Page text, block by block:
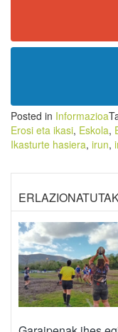
Posted in Informazioa
Erosi eta ikasi, Eskola,
Ikasturte hasiera, irun,